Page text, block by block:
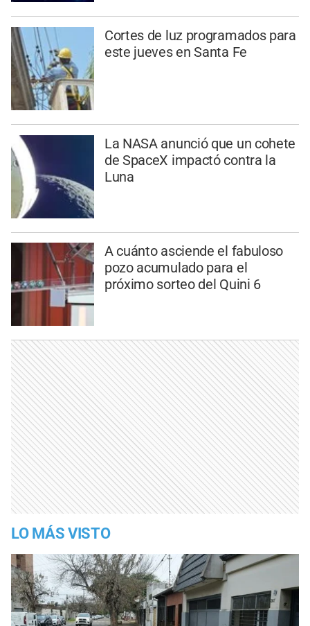
Cortes de luz programados para
este jueves en Santa Fe
La NASA anunció que un cohete
de SpaceX impactó contra la
Luna
A cuánto asciende el fabuloso
pozo acumulado para el
próximo sorteo del Quini 6
LO MÁS VISTO